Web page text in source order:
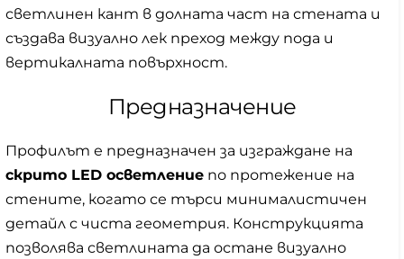
светлинен кант в долната част на стената и
създава визуално лек преход между пода и
вертикалната повърхност.
Предназначение
Профилът е предназначен за изграждане на
скрито LED осветление по протежение на
стените, когато се търси минималистичен
детайл с чиста геометрия. Конструкцията
позволява светлината да остане визуално